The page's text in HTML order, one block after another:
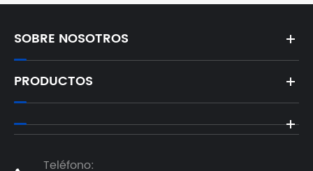
SOBRE NOSOTROS
PRODUCTOS
Teléfono: